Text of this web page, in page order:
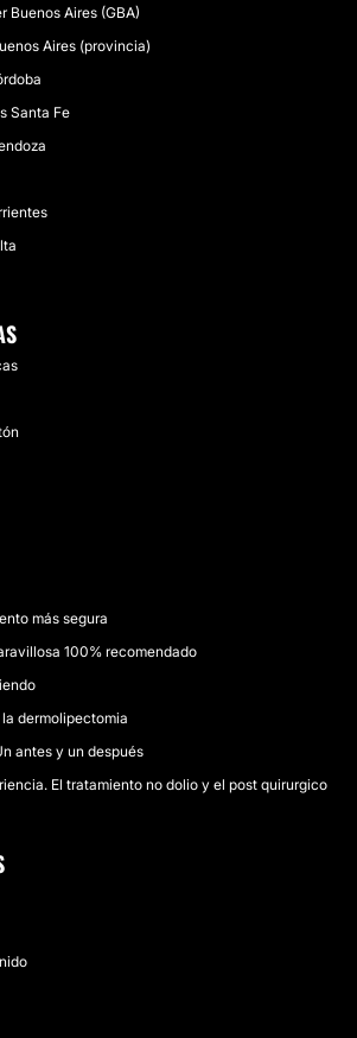
Buenos Aires (GBA)
Aires (provincia)
Santa Fe
más segura
100% recomendado
dermolipectomia
antes y un después
El tratamiento no dolio y el post quirurgico